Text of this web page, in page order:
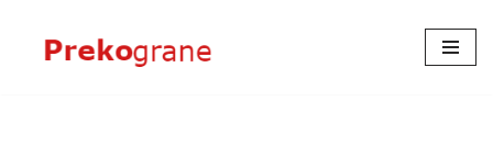
Skoči